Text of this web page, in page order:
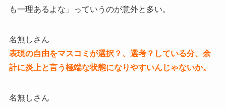
も一理あるよな」っていうのが意外と多い。
名無しさん
表現の自由をマスコミが選択？、選考？している分、余
計に炎上と言う極端な状態になりやすいんじゃないか。
名無しさん